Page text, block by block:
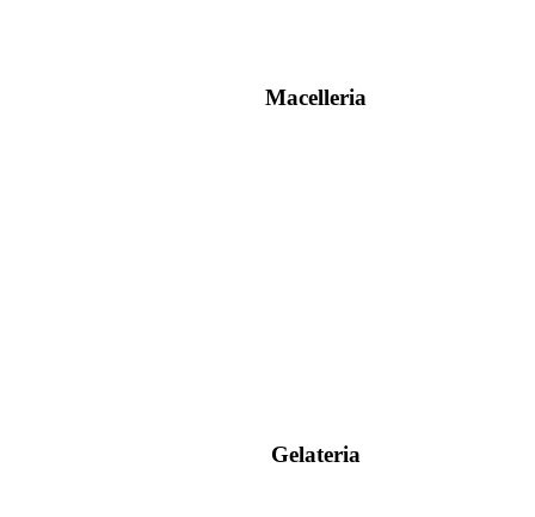
Macelleria
Gelateria